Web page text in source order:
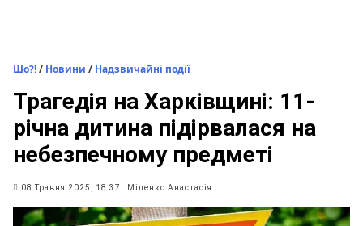
Шо?!/ Новини / Надзвичайні події
Трагедія на Харківщині: 11-
річна дитина підірвалася на
небезпечному предметі
08 Травня 2025, 18:37 Міленко Анастасія